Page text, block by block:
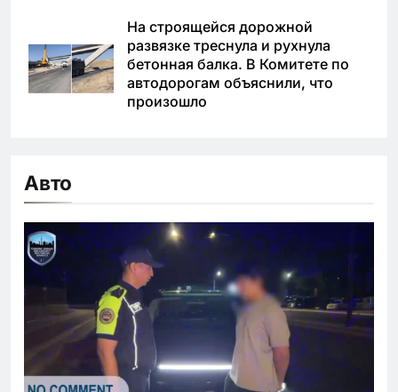
На строящейся дорожной
развязке треснула и рухнула
бетонная балка. В Комитете по
автодорогам объяснили, что
произошло
Авто